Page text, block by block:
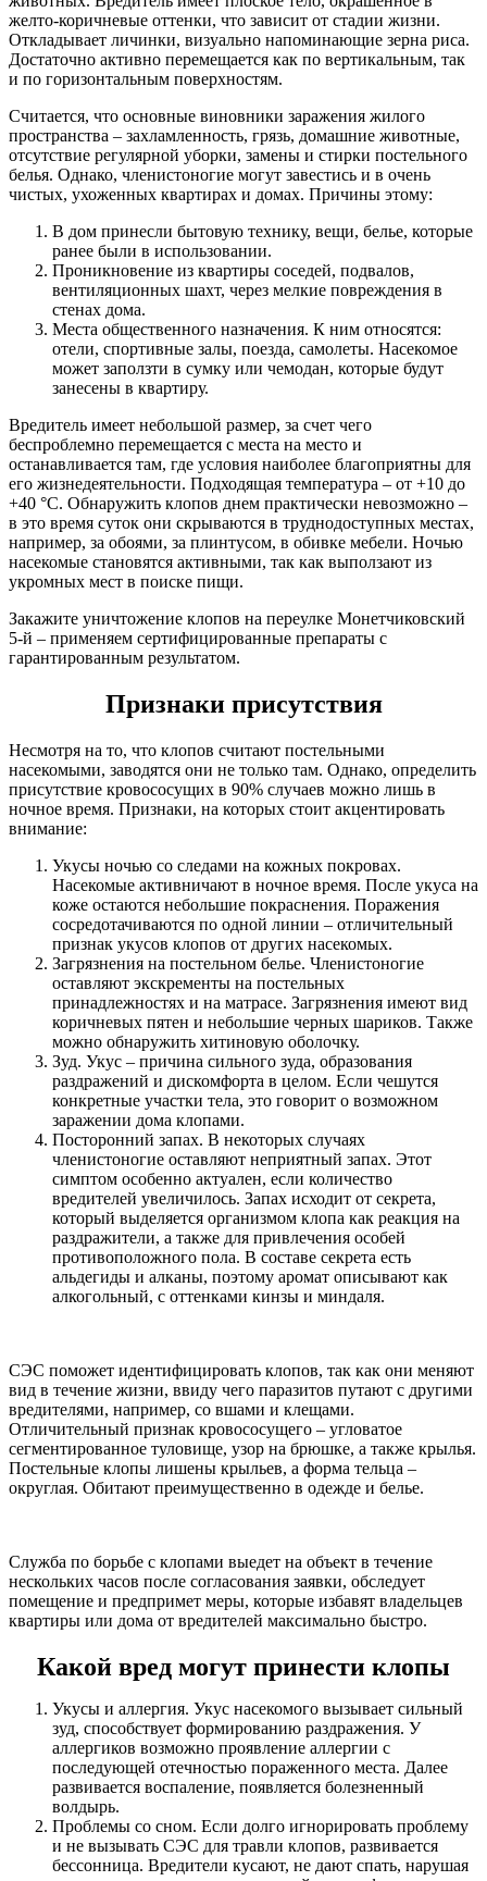
желто-коричневые оттенки, что зависит от стадии жизни.
Откладывает личинки, визуально напоминающие зерна риса.
Достаточно активно перемещается как по вертикальным, так
и по горизонтальным поверхностям.
Считается, что основные виновники заражения жилого
пространства – захламленность, грязь, домашние животные,
отсутствие регулярной уборки, замены и стирки постельного
белья. Однако, членистоногие могут завестись и в очень
чистых, ухоженных квартирах и домах. Причины этому:
В дом принесли бытовую технику, вещи, белье, которые
ранее были в использовании.
Проникновение из квартиры соседей, подвалов,
вентиляционных шахт, через мелкие повреждения в
стенах дома.
Места общественного назначения. К ним относятся:
отели, спортивные залы, поезда, самолеты. Насекомое
может заползти в сумку или чемодан, которые будут
занесены в квартиру.
Вредитель имеет небольшой размер, за счет чего
беспроблемно перемещается с места на место и
останавливается там, где условия наиболее благоприятны для
его жизнедеятельности. Подходящая температура – от +10 до
+40 °С. Обнаружить клопов днем практически невозможно –
в это время суток они скрываются в труднодоступных местах,
например, за обоями, за плинтусом, в обивке мебели. Ночью
насекомые становятся активными, так как выползают из
укромных мест в поиске пищи.
Закажите уничтожение клопов на переулке Монетчиковский
5-й – применяем сертифицированные препараты с
гарантированным результатом.
Признаки присутствия
Несмотря на то, что клопов считают постельными
насекомыми, заводятся они не только там. Однако, определить
присутствие кровососущих в 90% случаев можно лишь в
ночное время. Признаки, на которых стоит акцентировать
внимание:
Укусы ночью со следами на кожных покровах.
Насекомые активничают в ночное время. После укуса на
коже остаются небольшие покраснения. Поражения
сосредотачиваются по одной линии – отличительный
признак укусов клопов от других насекомых.
Загрязнения на постельном белье. Членистоногие
оставляют экскременты на постельных
принадлежностях и на матрасе. Загрязнения имеют вид
коричневых пятен и небольшие черных шариков. Также
можно обнаружить хитиновую оболочку.
Зуд. Укус – причина сильного зуда, образования
раздражений и дискомфорта в целом. Если чешутся
конкретные участки тела, это говорит о возможном
заражении дома клопами.
Посторонний запах. В некоторых случаях
членистоногие оставляют неприятный запах. Этот
симптом особенно актуален, если количество
вредителей увеличилось. Запах исходит от секрета,
который выделяется организмом клопа как реакция на
раздражители, а также для привлечения особей
противоположного пола. В составе секрета есть
альдегиды и алканы, поэтому аромат описывают как
алкогольный, с оттенками кинзы и миндаля.
СЭС поможет идентифицировать клопов, так как они меняют
вид в течение жизни, ввиду чего паразитов путают с другими
вредителями, например, со вшами и клещами.
Отличительный признак кровососущего – угловатое
сегментированное туловище, узор на брюшке, а также крылья.
Постельные клопы лишены крыльев, а форма тельца –
округлая. Обитают преимущественно в одежде и белье.
Служба по борьбе с клопами выедет на объект в течение
нескольких часов после согласования заявки, обследует
помещение и предпримет меры, которые избавят владельцев
квартиры или дома от вредителей максимально быстро.
Какой вред могут принести клопы
Укусы и аллергия. Укус насекомого вызывает сильный
зуд, способствует формированию раздражения. У
аллергиков возможно проявление аллергии с
последующей отечностью пораженного места. Далее
развивается воспаление, появляется болезненный
волдырь.
Проблемы со сном. Если долго игнорировать проблему
и не вызывать СЭС для травли клопов, развивается
бессонница. Вредители кусают, не дают спать, нарушая